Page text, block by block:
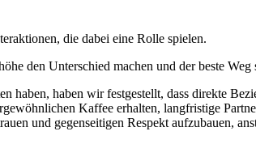
die dabei eine Rolle spielen.
den Unterschied machen und der beste
haben, haben wir festgestellt, dass direkte
Kaffee erhalten, langfristige
und gegenseitigen Respekt aufzubauen,